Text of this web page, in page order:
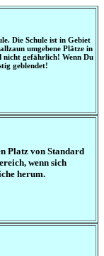
Die Schule ist in Gebiet
umgebene Plätze in
nicht gefährlich! Wenn Du
geblendet!
Platz von Standard
wenn sich
herum.